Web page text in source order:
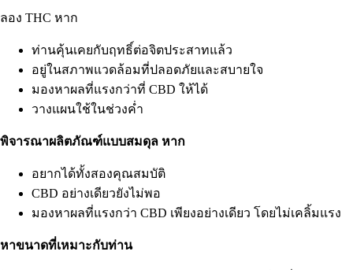
ลอง THC หาก
ท่านคุ้นเคยกับฤทธิ์ต่อจิตประสาทแล้ว
อยู่ในสภาพแวดล้อมที่ปลอดภัยและสบายใจ
มองหาผลที่แรงกว่าที่ CBD ให้ได้
วางแผนใช้ในช่วงค่ำ
พิจารณาผลิตภัณฑ์แบบสมดุล หาก
อยากได้ทั้งสองคุณสมบัติ
CBD อย่างเดียวยังไม่พอ
มองหาผลที่แรงกว่า CBD เพียงอย่างเดียว โดยไม่เคลิ้มแรง
หาขนาดที่เหมาะกับท่าน